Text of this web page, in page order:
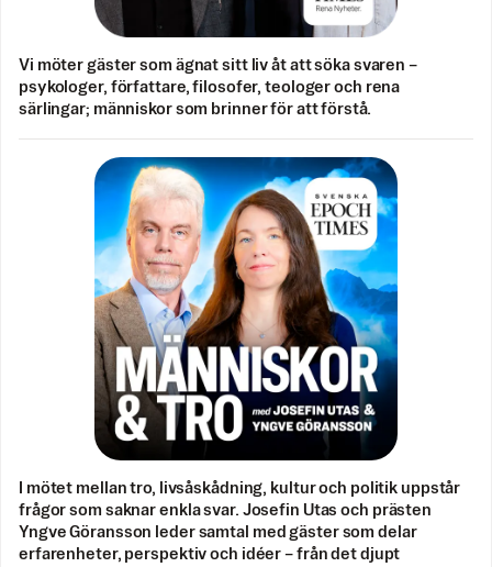
Vi möter gäster som ägnat sitt liv åt att söka svaren –
psykologer, författare, filosofer, teologer och rena
särlingar; människor som brinner för att förstå.
I mötet mellan tro, livsåskådning, kultur och politik uppstår
frågor som saknar enkla svar. Josefin Utas och prästen
Yngve Göransson leder samtal med gäster som delar
erfarenheter, perspektiv och idéer – från det djupt